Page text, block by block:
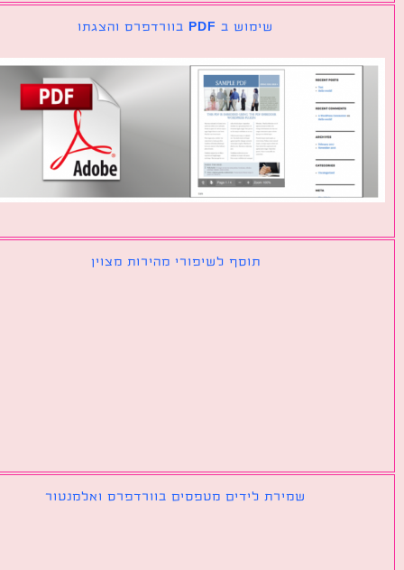
שימוש ב PDF בוורדפרס והצגתו
תוסף לשיפורי מהירות מצוין
שמירת לידים מטפסים בוורדפרס ואלמנטור